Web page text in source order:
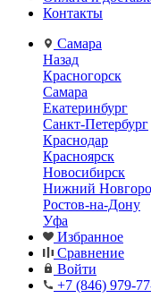
Контакты
Самара
Назад
Красногорск
Самара
Екатеринбург
Санкт-Петербург
Краснодар
Красноярск
Новосибирск
Нижний
Ростов-на-Дону
Уфа
Избранное
Сравнение
Войти
+7 (846) 979-